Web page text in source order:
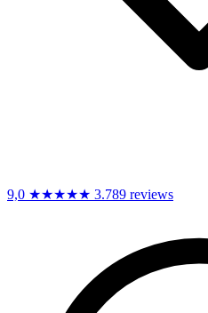
9,0 ★★★★★ 3.789 reviews